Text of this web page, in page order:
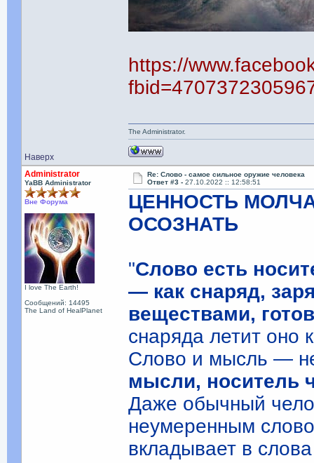
https://
Наверх
The Administrator.
Administrator
YaBB Administrator
Вне Форума
I love The Earth!
Сообщений: 14495
The Land of HealPlanet
Re: Слово - самое сильное оружие человека
Ответ #3 -27.10.2022 :: 12:58:51
ЦЕННОСТЬ
ОСОЗНАТЬ
"Слово есть
— как снаряд,
веществами,
снаряда летит оно
Слово и мысль —
мысли, носитель
Даже обычный
неумеренным
вкладывает в